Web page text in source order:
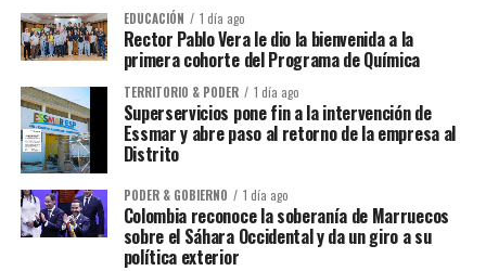
EDUCACIÓN 1 día ago
Rector Pablo Vera le dio la bienvenida a la
primera cohorte del Programa de Química
TERRITORIO & PODER 1 día ago
Superservicios pone fin a la intervención de
Essmar y abre paso al retorno de la empresa al
Distrito
PODER & GOBIERNO 1 día ago
Colombia reconoce la soberanía de Marruecos
sobre el Sáhara Occidental y da un giro a su
política exterior